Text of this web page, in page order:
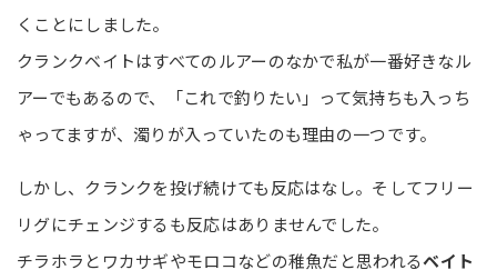
くことにしました。
クランクベイトはすべてのルアーのなかで私が一番好きなル
アーでもあるので、「これで釣りたい」って気持ちも入っち
ゃってますが、濁りが入っていたのも理由の一つです。
しかし、クランクを投げ続けても反応はなし。そしてフリー
リグにチェンジするも反応はありませんでした。
チラホラとワカサギやモロコなどの稚魚だと思われるベイト